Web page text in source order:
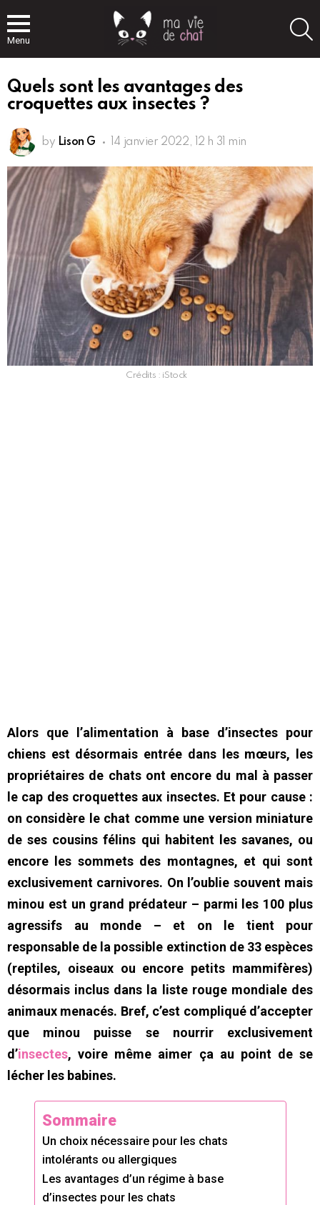
Menu
Quels sont les avantages des
croquettes aux insectes ?
by Lison G 14 janvier 2022, 12 h 31 min
Crédits : iStock
Alors que l’alimentation à base d’insectes pour
chiens est désormais entrée dans les mœurs, les
propriétaires de chats ont encore du mal à passer
le cap des croquettes aux insectes. Et pour cause :
on considère le chat comme une version miniature
de ses cousins félins qui habitent les savanes, ou
encore les sommets des montagnes, et qui sont
exclusivement carnivores. On l’oublie souvent mais
minou est un grand prédateur – parmi les 100 plus
agressifs au monde – et on le tient pour
responsable de la possible extinction de 33 espèces
(reptiles, oiseaux ou encore petits mammifères)
désormais inclus dans la liste rouge mondiale des
animaux menacés. Bref, c’est compliqué d’accepter
que minou puisse se nourrir exclusivement
d’insectes, voire même aimer ça au point de se
lécher les babines.
Sommaire
Un choix nécessaire pour les chats
intolérants ou allergiques
Les avantages d’un régime à base
d’insectes pour les chats